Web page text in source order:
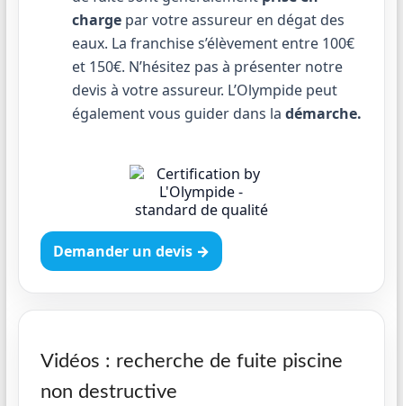
chargepar votre assureur en dégat des
eaux. La franchise s’élèvement entre 100€
et 150€. N’hésitez pas à présenter notre
devis à votre assureur. L’Olympide peut
également vous guider dans la démarche.
Demander un devis →
Vidéos : recherche de fuite piscine
non destructive